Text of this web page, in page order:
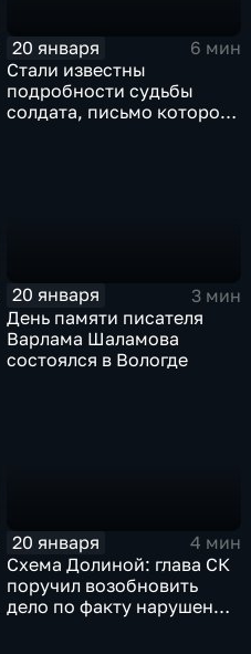
20 января
6 мин
Стали известны
подробности судьбы
солдата, письмо которого
20 января
3 мин
День памяти писателя
Варлама Шаламова
состоялся в Вологде
20 января
4 мин
Схема Долиной: глава СК
поручил возобновить
дело по факту нарушения